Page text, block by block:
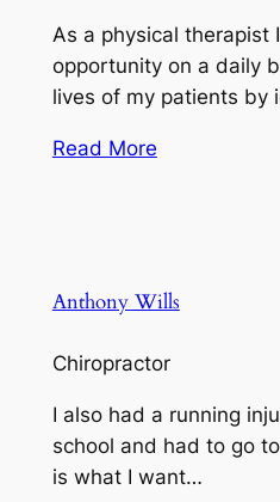
As a physical therapist
opportunity on a daily
lives of my patients by
Read More
Anthony Wills
Chiropractor
I also had a running
school and had to go
is what I want…